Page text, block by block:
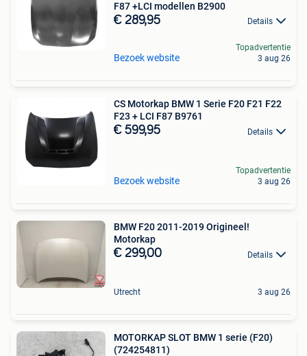
F87 +LCI modellen B2900
€ 289,95 Details
Bezoek website
Topadvertentie
3 aug 26
CS Motorkap BMW 1 Serie F20 F21 F22
F23 + LCI F87 B9761
€ 599,95 Details
Bezoek website
Topadvertentie
3 aug 26
BMW F20 2011-2019 Origineel!
Motorkap
€ 299,00 Details
Utrecht 3 aug 26
MOTORKAP SLOT BMW 1 serie (F20)
(724254811)